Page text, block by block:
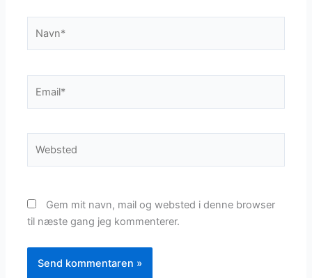
Gem mit navn, mail og websted i denne browser
til næste gang jeg kommenterer.